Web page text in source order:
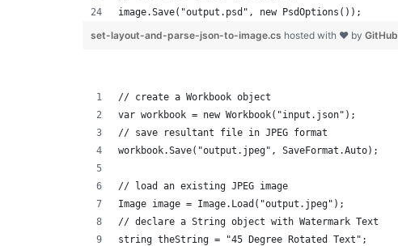
image.Save("output.psd", new PsdOptions());
set-layout-and-parse-json-to-image.cs hosted with ❤ by GitHub
// create a Workbook object
var workbook = new Workbook("input.json");
// save resultant file in JPEG format
workbook.Save("output.jpeg", SaveFormat.Auto);
// load an existing JPEG image
Image image = Image.Load("output.jpeg");
// declare a String object with Watermark Text
string theString = "45 Degree Rotated Text";